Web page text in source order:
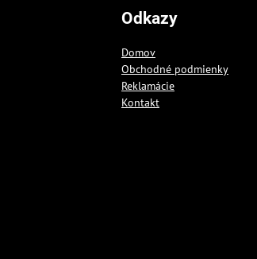
Odkazy
Domov
Obchodné podmienky
Reklamácie
Kontakt